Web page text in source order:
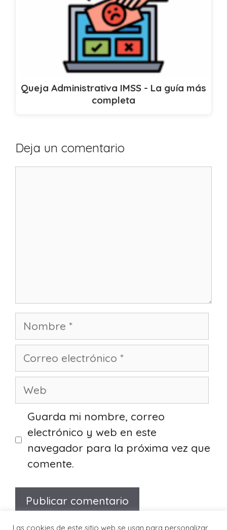
Queja Administrativa IMSS - La guía más
completa
Deja un comentario
Nombre
Correo
Web
Guarda mi nombre, correo
electrónico y web en este
navegador para la próxima vez que
comente.
Las cookies de este sitio web se usan para personalizar